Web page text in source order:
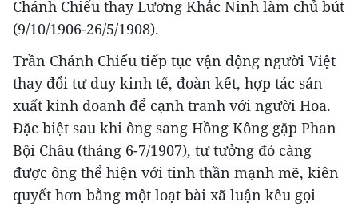
Chánh Chiếu thay Lương Khắc Ninh làm chủ bút
(9/10/1906-26/5/1908).
Trần Chánh Chiếu tiếp tục vận động người Việt
thay đổi tư duy kinh tế, đoàn kết, hợp tác sản
xuất kinh doanh để cạnh tranh với người Hoa.
Đặc biệt sau khi ông sang Hồng Kông gặp Phan
Bội Châu (tháng 6-7/1907), tư tưởng đó càng
được ông thể hiện với tinh thần mạnh mẽ, kiên
quyết hơn bằng một loạt bài xã luận kêu gọi